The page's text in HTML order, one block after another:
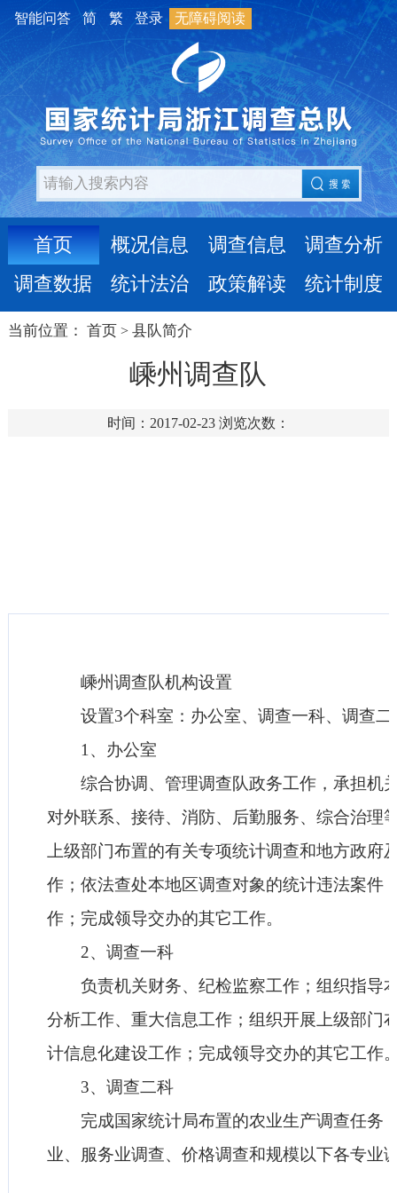
智能问答 简 繁 登录 无障碍阅读
首页 概况信息 调查信息
调查分析
调查数据
统计法治 政策解读 统计制度
当前位置： 首页 > 县队简介
嵊州调查队
时间：2017-02-23 浏览次数：
嵊州调查队机构设置
设置3个科室：办公室、调查一科、调查二
1、办公室
综合协调、管理调查队政务工作，承担机
对外联系、接待、消防、后勤服务、综合治理
上级部门布置的有关专项统计调查和地方政
作；依法查处本地区调查对象的统计违法案件
作；完成领导交办的其它工作。
2、调查一科
负责机关财务、纪检监察工作；组织指导
分析工作、重大信息工作；组织开展上级部门
计信息化建设工作；完成领导交办的其它工作
3、调查二科
完成国家统计局布置的农业生产调查任务
业、服务业调查、价格调查和规模以下各专业